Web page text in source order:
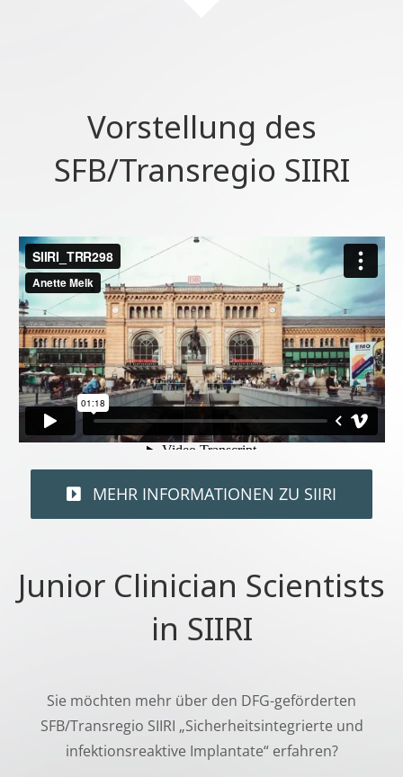
Vorstellung des
SFB/Transregio SIIRI
MEHR INFORMATIONEN ZU SIIRI
Junior Clinician Scientists
in SIIRI
Sie möchten mehr über den DFG-geförderten
SFB/Transregio SIIRI „Sicherheitsintegrierte und
infektionsreaktive Implantate“ erfahren?